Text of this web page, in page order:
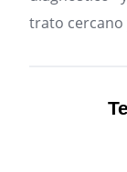
trato cercano